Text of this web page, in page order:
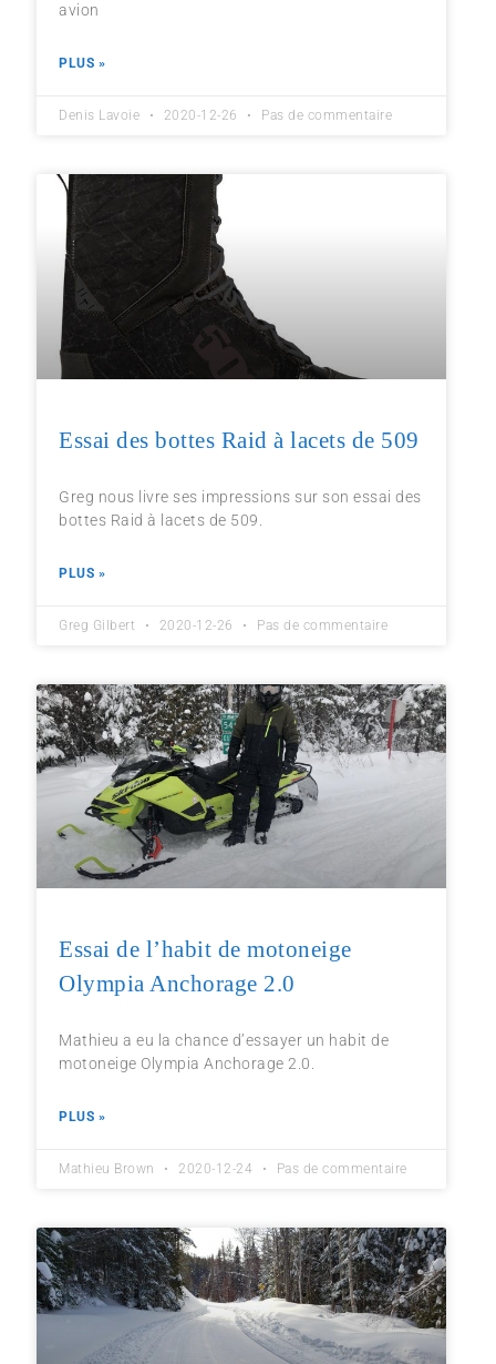
avion
PLUS »
Denis Lavoie 2020-12-26 Pas de commentaire
Essai des bottes Raid à lacets de 509
Greg nous livre ses impressions sur son essai des
bottes Raid à lacets de 509.
PLUS »
Greg Gilbert 2020-12-26 Pas de commentaire
Essai de l’habit de motoneige
Olympia Anchorage 2.0
Mathieu a eu la chance d’essayer un habit de
motoneige Olympia Anchorage 2.0.
PLUS »
Mathieu Brown 2020-12-24 Pas de commentaire